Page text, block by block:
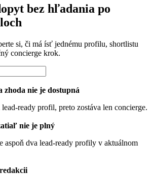
bez hľadania po
si, či má ísť jednému profilu, shortlistu
concierge krok.
zhoda nie je dostupná
ready profil, preto zostáva len concierge.
nie je plný
aspoň dva lead-ready profily v aktuálnom